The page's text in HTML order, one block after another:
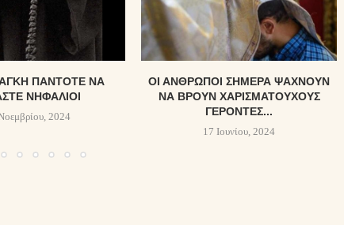
ΠΆΝΤΟΤΕ ΝᾺ
ΝΗΦΆΛΙΟΙ
2024
ΟΙ ΆΝΘΡΩΠΟΙ ΣΉΜΕΡΑ ΨΆΧΝΟΥΝ
ΝΑ ΒΡΟΥΝ ΧΑΡΙΣΜΑΤΟΎΧΟΥΣ
ΓΈΡΟΝΤΕΣ...
17 Ιουνίου, 2024